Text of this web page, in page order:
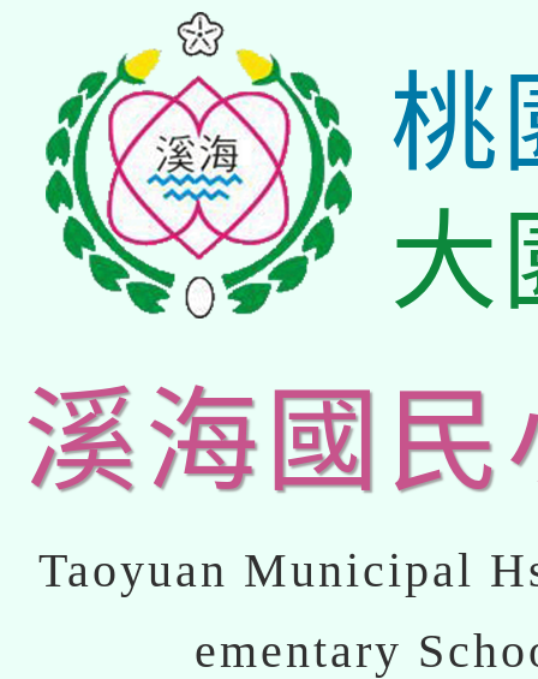
桃
大
溪海國民
Taoyuan Municipal
ementary